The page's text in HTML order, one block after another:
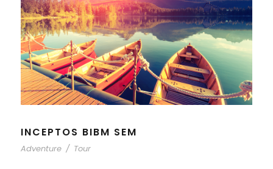
INCEPTOS BIBM SEM
Adventure / Tour